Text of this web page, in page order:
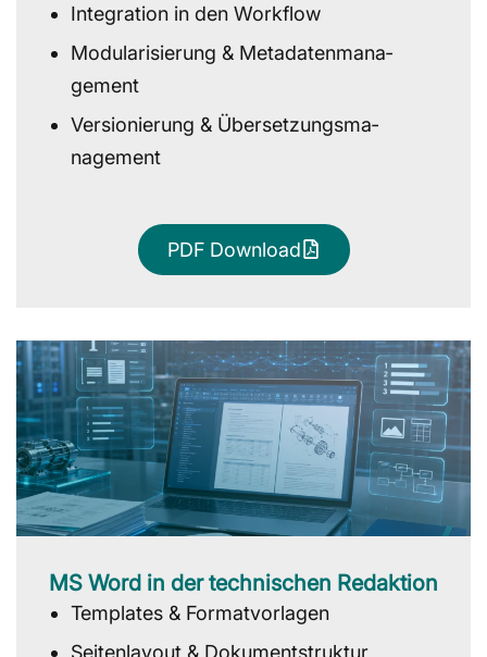
Integration in den Workflow
Modularisierung & Metadatenmana­
gement
Versionierung & Übersetzungsma­
nagement
PDF Download
MS Word in der technischen Redaktion
Templates & Formatvorlagen
Seitenlayout & Dokumentstruktur